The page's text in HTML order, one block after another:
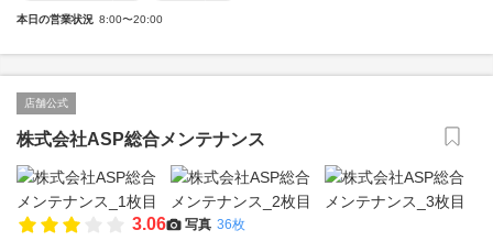
本日の営業状況 8:00〜20:00
店舗公式
株式会社ASP総合メンテナンス
3.06 写真 36枚